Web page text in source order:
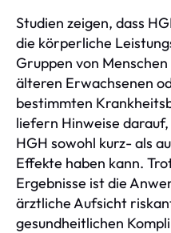
Studien zeigen, dass
die körperliche
Gruppen von
älteren Erwachsenen
bestimmten
liefern Hinweise
HGH sowohl kurz- als
Effekte haben kann.
Ergebnisse ist die
ärztliche Aufsicht
gesundheitlichen